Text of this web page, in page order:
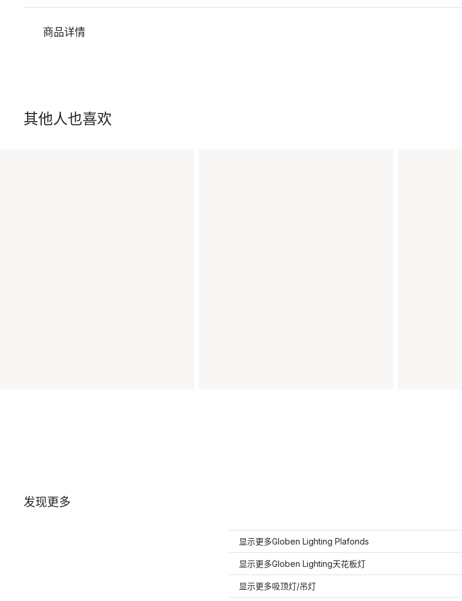
商品详情
其他人也喜欢
发现更多
显示更多Globen Lighting Plafonds
显示更多Globen Lighting天花板灯
显示更多吸顶灯/吊灯